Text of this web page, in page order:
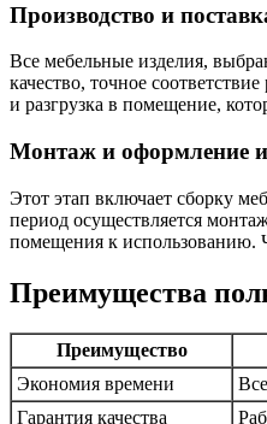
Производство и
Все мебельные изделия,
качество, точное
и разгрузка в помещение,
Монтаж и оформление
Этот этап включает сборку
период осуществляется
помещения к использованию.
Преимущества
Преимущество
Экономия времени
Гарантия качества